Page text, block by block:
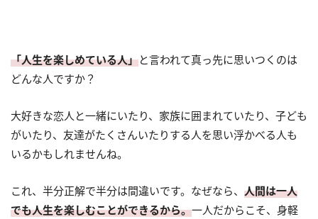
「人生を楽しめている人」と言われて真っ先に思いつくのは
どんな人ですか？
大好きな恋人と一緒にいたり、家族に囲まれていたり、子ども
がいたり、友達がたくさんいたりする人を思い浮かべる人も
いるかもしれませんね。
これ、半分正解で半分は間違いです。なぜなら、 人間は一人
でも人生を楽しむことができるから。一人だからこそ、身軽